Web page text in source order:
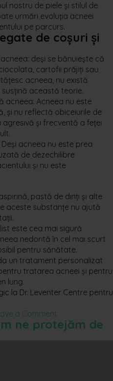
nostru de piele și stilul de
urmări evoluția acneei
pe parcurs.
de coșuri și
deși se bănuiește că
cartofii prăjiți sau
acneea, nu există
această teorie.
acneea: Acneea nu este
și nu reflectă obiceiurile de
și frecventă a feței
acneea nu este prea
de dezechilibre
și nu este
pastă de dinți și alte
aceste substanțe nu ajută
este cea mai sigură
nedorită în cel mai scurt
pentru sănătate.
un tratament personalizat
tratarea acneei și pentru
lung.
la Dr. Leventer Centre pentru
a Comment
Dermatologul
ne protejăm de